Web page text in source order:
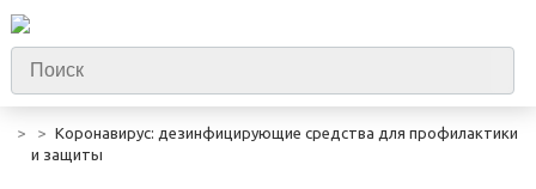
Коронавирус: дезинфицирующие средства для профилактики
и защиты